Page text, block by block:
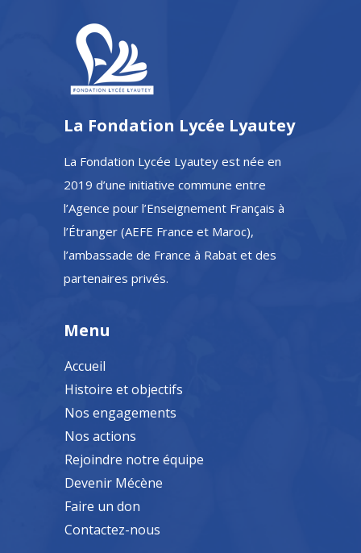
La Fondation Lycée Lyautey
La Fondation Lycée Lyautey est née en
2019 d’une initiative commune entre
l’Agence pour l’Enseignement Français à
l’Étranger (AEFE France et Maroc),
l’ambassade de France à Rabat et des
partenaires privés.
Menu
Accueil
Histoire et objectifs
Nos engagements
Nos actions
Rejoindre notre équipe
Devenir Mécène
Faire un don
Contactez-nous